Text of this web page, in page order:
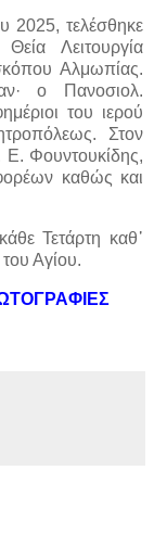
2025, τελέσθηκε
Λειτουργία
Αλμωπίας.
ο Πανοσιολ.
του ιερού
Στον
Ε. Φουντουκίδης,
καθώς και
Τετάρτη καθ᾿
Αγίου.